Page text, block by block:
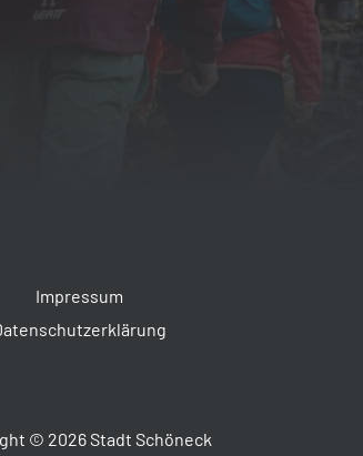
Impressum
© 2026 Stadt Schöneck